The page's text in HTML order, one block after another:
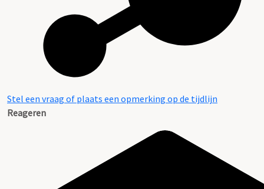
Stel een vraag of plaats een opmerking op de tijdlijn
Reageren